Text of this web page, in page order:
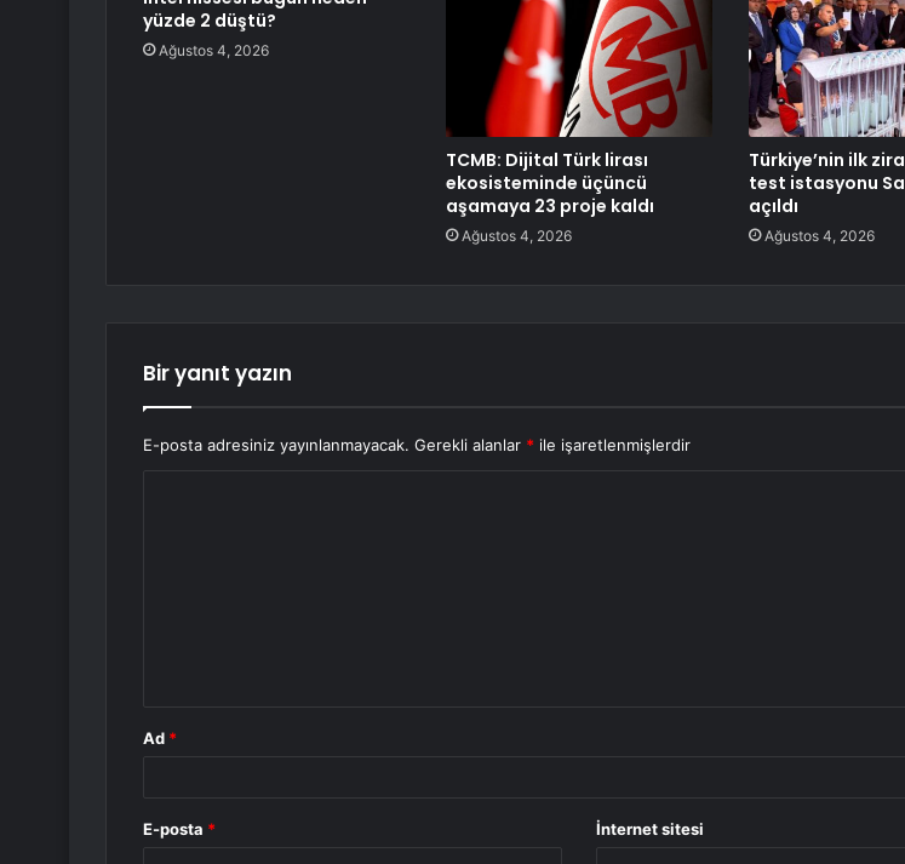
yüzde 2 düştü?
Ağustos 4, 2026
TCMB: Dijital Türk lirası
ekosisteminde üçüncü
aşamaya 23 proje kaldı
Ağustos 4, 2026
Türkiye’nin ilk
test istasyonu
açıldı
Ağustos 4, 2026
Bir yanıt yazın
E-posta adresiniz yayınlanmayacak. Gerekli alanlar * ile işaretlenmişlerdir
Ad *
E-posta * İnternet sitesi